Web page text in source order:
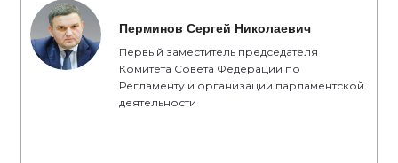
Перминов Сергей Николаевич
Первый заместитель председателя
Комитета Совета Федерации по
Регламенту и организации парламентской
деятельности